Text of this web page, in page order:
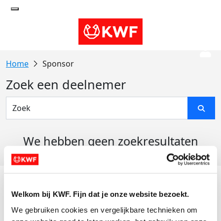
Welkom bij KWF. Fijn dat je onze website bezoekt.
We gebruiken cookies en vergelijkbare technieken om
Sponsor
Zoek een deelnemer
We hebben geen zoekresultaten
Actiematerialen
Evenementen